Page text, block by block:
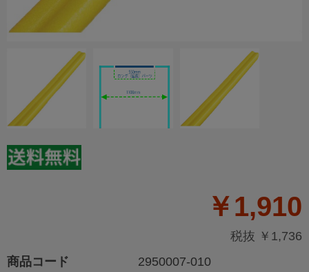
￥1,910
税抜 ￥1,736
商品コード
2950007-010